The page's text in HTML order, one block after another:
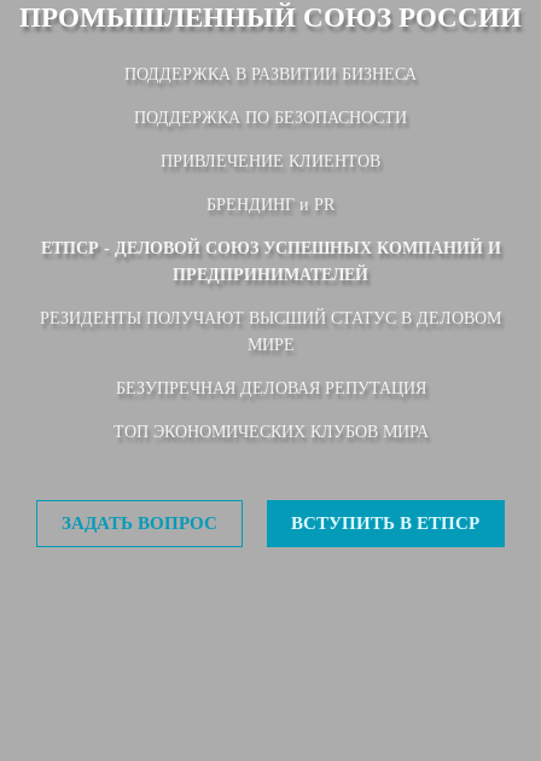
ПРОМЫШЛЕННЫЙ СОЮЗ РОССИИ
ПОДДЕРЖКА В РАЗВИТИИ БИЗНЕСА
ПОДДЕРЖКА ПО БЕЗОПАСНОСТИ
ПРИВЛЕЧЕНИЕ КЛИЕНТОВ
БРЕНДИНГ и PR
ЕТПСР - ДЕЛОВОЙ СОЮЗ УСПЕШНЫХ КОМПАНИЙ И
ПРЕДПРИНИМАТЕЛЕЙ
РЕЗИДЕНТЫ ПОЛУЧАЮТ ВЫСШИЙ СТАТУС В ДЕЛОВОМ
МИРЕ
БЕЗУПРЕЧНАЯ ДЕЛОВАЯ РЕПУТАЦИЯ
ТОП ЭКОНОМИЧЕСКИХ КЛУБОВ МИРА
ЗАДАТЬ ВОПРОС ВСТУПИТЬ В ЕТПСР